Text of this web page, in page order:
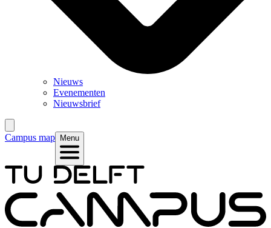
Nieuws
Evenementen
Nieuwsbrief
Campus map Menu